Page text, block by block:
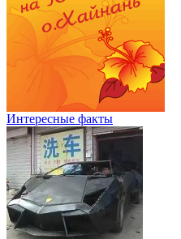
Интересные факты